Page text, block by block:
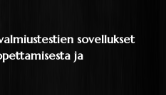
sovellukset
ja